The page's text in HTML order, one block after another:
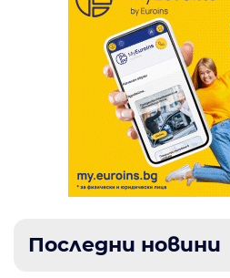
Последни новини